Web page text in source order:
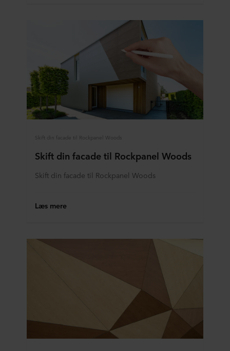
Skift din facade til Rockpanel Woods
Skift din facade til Rockpanel Woods
Skift din facade til Rockpanel Woods
Læs mere